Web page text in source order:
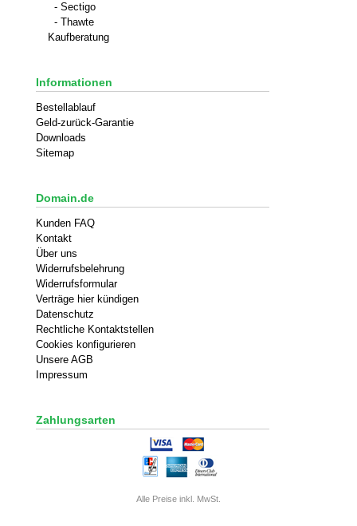
- Sectigo
- Thawte
Kaufberatung
Informationen
Bestellablauf
Geld-zurück-Garantie
Downloads
Sitemap
Domain.de
Kunden FAQ
Kontakt
Über uns
Widerrufsbelehrung
Widerrufsformular
Verträge hier kündigen
Datenschutz
Rechtliche Kontaktstellen
Cookies konfigurieren
Unsere AGB
Impressum
Zahlungsarten
Alle Preise inkl. MwSt.